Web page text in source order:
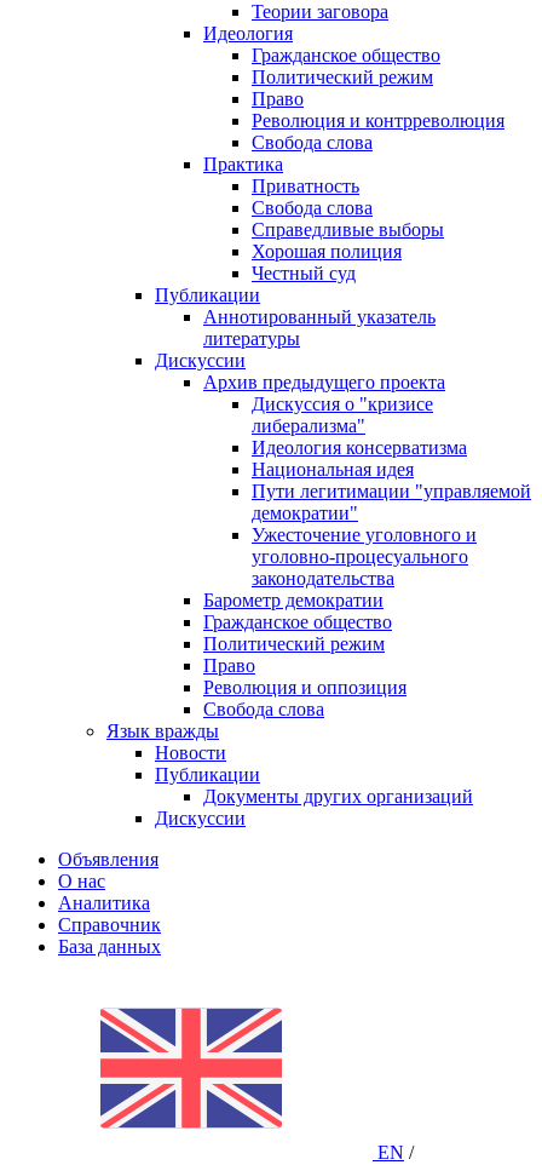
Теории заговора
Идеология
Гражданское общество
Политический режим
Право
Революция и контрреволюция
Свобода слова
Практика
Приватность
Свобода слова
Справедливые выборы
Хорошая полиция
Честный суд
Публикации
Аннотированный указатель
литературы
Дискуссии
Архив предыдущего проекта
Дискуссия о "кризисе
либерализма"
Идеология консерватизма
Национальная идея
Пути легитимации "управляемой
демократии"
Ужесточение уголовного и
уголовно-процесуального
законодательства
Барометр демократии
Гражданское общество
Политический режим
Право
Революция и оппозиция
Свобода слова
Язык вражды
Новости
Публикации
Документы других организаций
Дискуссии
Объявления
О нас
Аналитика
Справочник
База данных
EN /